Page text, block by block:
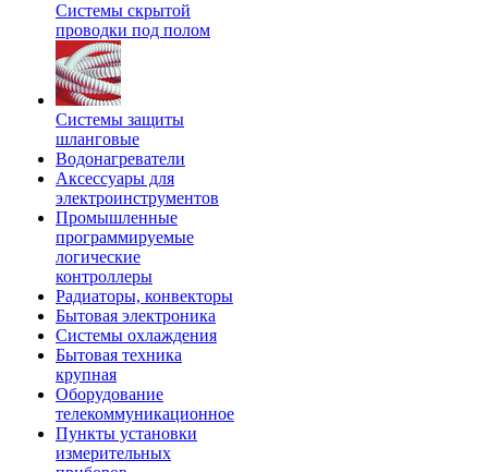
Системы скрытой
проводки под полом
Системы защиты
шланговые
Водонагреватели
Аксессуары для
электроинструментов
Промышленные
программируемые
логические
контроллеры
Радиаторы, конвекторы
Бытовая электроника
Системы охлаждения
Бытовая техника
крупная
Оборудование
телекоммуникационное
Пункты установки
измерительных